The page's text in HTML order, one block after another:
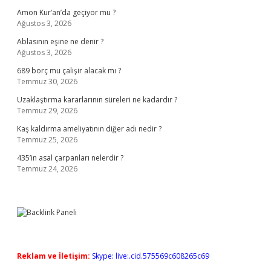
Amon Kur’an’da geçiyor mu ?
Ağustos 3, 2026
Ablasının eşine ne denir ?
Ağustos 3, 2026
689 borç mu çalişir alacak mı ?
Temmuz 30, 2026
Uzaklaştırma kararlarının süreleri ne kadardır ?
Temmuz 29, 2026
Kaş kaldırma ameliyatının diğer adı nedir ?
Temmuz 25, 2026
435’in asal çarpanları nelerdir ?
Temmuz 24, 2026
Reklam ve İletişim: Skype: live:.cid.575569c608265c69